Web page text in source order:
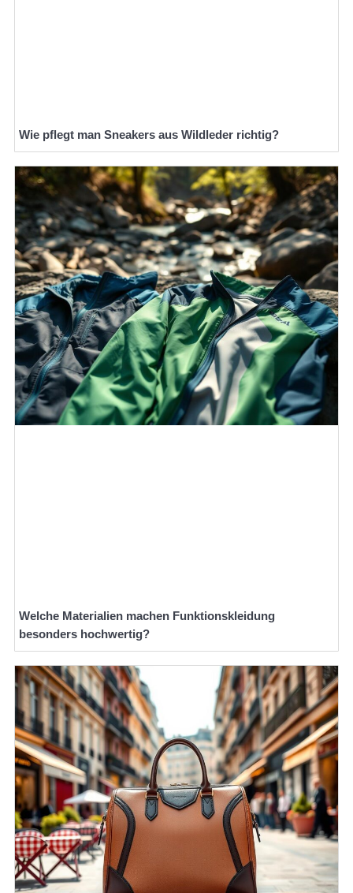
Wie pflegt man Sneakers aus Wildleder richtig?
Welche Materialien machen Funktionskleidung
besonders hochwertig?